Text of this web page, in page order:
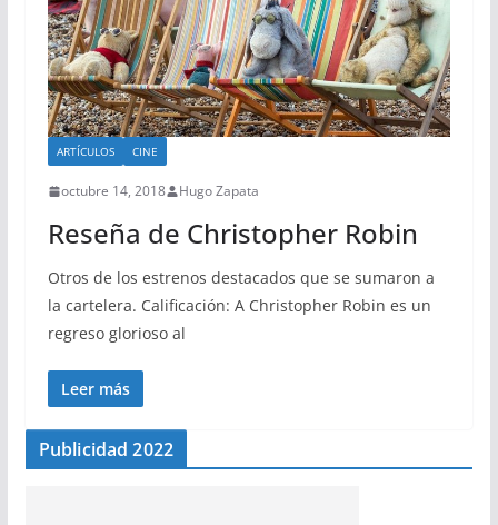
ARTÍCULOS CINE
octubre 14, 2018 Hugo Zapata
Reseña de Christopher Robin
Otros de los estrenos destacados que se sumaron a
la cartelera. Calificación: A Christopher Robin es un
regreso glorioso al
Leer más
Publicidad 2022